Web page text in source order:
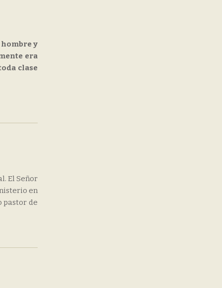
y
era
clase
El Señor
en
pastor de